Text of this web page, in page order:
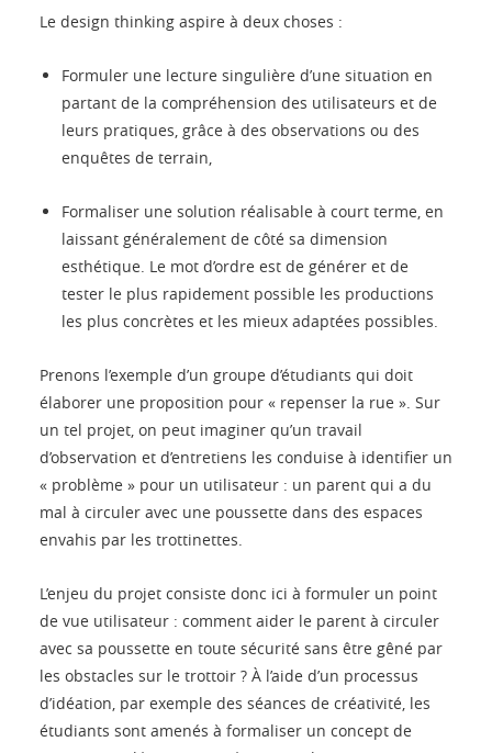
Le design thinking aspire à deux choses :
Formuler une lecture singulière d’une situation en
partant de la compréhension des utilisateurs et de
leurs pratiques, grâce à des observations ou des
enquêtes de terrain,
Formaliser une solution réalisable à court terme, en
laissant généralement de côté sa dimension
esthétique. Le mot d’ordre est de générer et de
tester le plus rapidement possible les productions
les plus concrètes et les mieux adaptées possibles.
Prenons l’exemple d’un groupe d’étudiants qui doit
élaborer une proposition pour « repenser la rue ». Sur
un tel projet, on peut imaginer qu’un travail
d’observation et d’entretiens les conduise à identifier un
« problème » pour un utilisateur : un parent qui a du
mal à circuler avec une poussette dans des espaces
envahis par les trottinettes.
L’enjeu du projet consiste donc ici à formuler un point
de vue utilisateur : comment aider le parent à circuler
avec sa poussette en toute sécurité sans être gêné par
les obstacles sur le trottoir ? À l’aide d’un processus
d’idéation, par exemple des séances de créativité, les
étudiants sont amenés à formaliser un concept de